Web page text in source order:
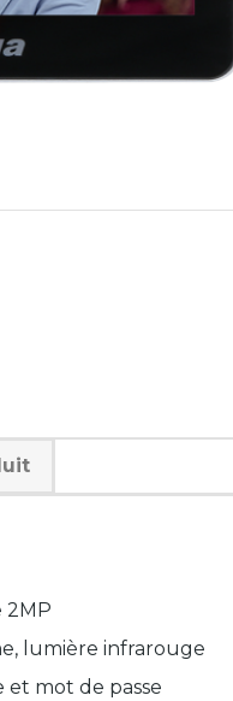
2MP
lumière infrarouge
et mot de passe